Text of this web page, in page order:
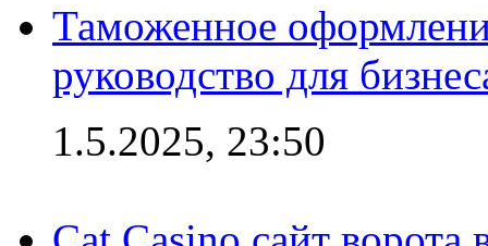
Таможенное
руководство для
1.5.2025, 23:50